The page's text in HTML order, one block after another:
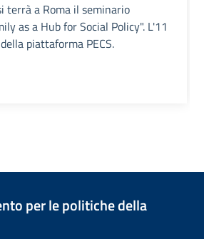
terrà a Roma il seminario
as a Hub for Social Policy". L'11
piattaforma PECS.
per le politiche della